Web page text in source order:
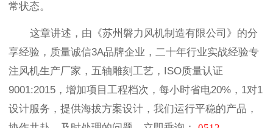
常状态。
这章讲述，由《苏州磐力风机制造有限公司》的分
享经验，质量诚信3A品牌企业，二十年行业实战经验专
注风机生产厂家，五轴雕刻工艺，ISO质量认证
9001:2015，增加项目工程档次，每小时省电20%，1对1
设计服务，提供海拔方案设计，我们运行平稳的产品，